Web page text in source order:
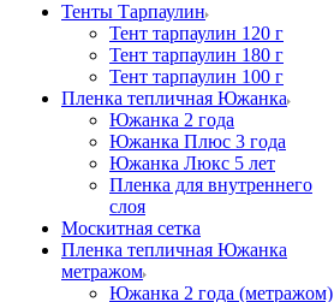
Тенты Тарпаулин
Тент тарпаулин 120 г
Тент тарпаулин 180 г
Тент тарпаулин 100 г
Пленка тепличная Южанка
Южанка 2 года
Южанка Плюс 3 года
Южанка Люкс 5 лет
Пленка для внутреннего
слоя
Москитная сетка
Пленка тепличная Южанка
метражом
Южанка 2 года (метражом)